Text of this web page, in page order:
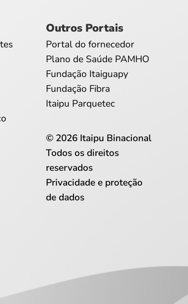
Outros Portais
Portal do fornecedor
Plano de Saúde PAMHO
Fundação Itaiguapy
Fundação Fibra
Itaipu Parquetec
© 2026 Itaipu Binacional
Todos os direitos
reservados
Privacidade e proteção
de dados